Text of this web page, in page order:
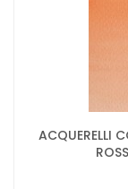
ACQUERELLI